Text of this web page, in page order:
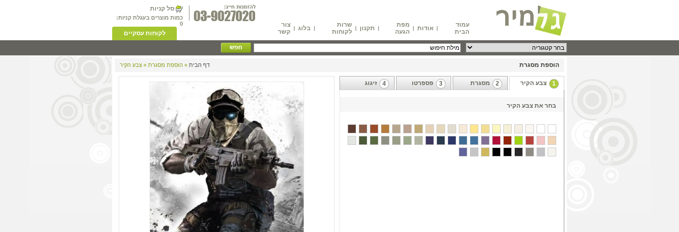
עמוד
הבית
| אודות |
מפת
הגעה
| תקנון |
שרות
לקוחות
| בלוג | צור
קשר
סל קניות
כמות מוצרים בעגלת קניות:
0
לקוחות עסקיים
הוספת מסגרת דף הבית » הוספת מסגרת » צבע הקיר
1 צבע הקיר 2 מסגרת 3 פספרטו 4 זיגוג
בחר את צבע הקיר